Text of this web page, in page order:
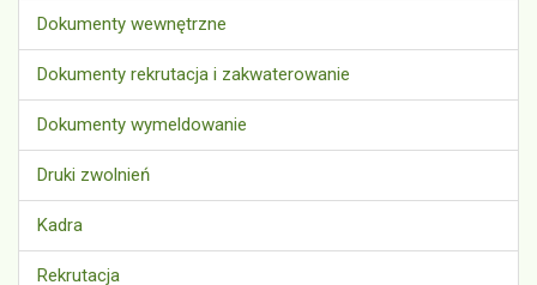
Dokumenty wewnętrzne
Dokumenty rekrutacja i zakwaterowanie
Dokumenty wymeldowanie
Druki zwolnień
Kadra
Rekrutacja